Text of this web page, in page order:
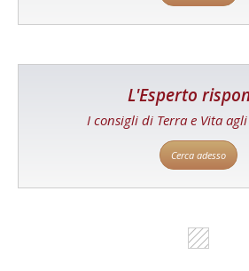
L'Esperto
I consigli di Terra e Vita
Cerca adesso